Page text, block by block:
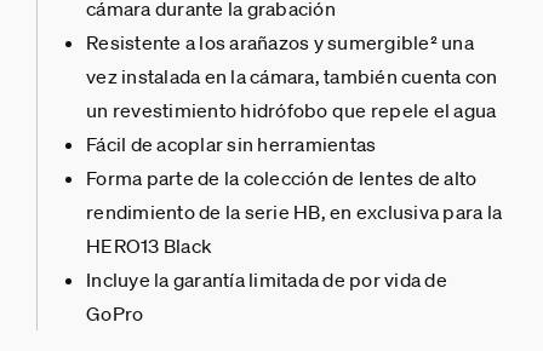
cámara durante la grabación
Resistente a los arañazos y sumergible² una
vez instalada en la cámara, también cuenta con
un revestimiento hidrófobo que repele el agua
Fácil de acoplar sin herramientas
Forma parte de la colección de lentes de alto
rendimiento de la serie HB, en exclusiva para la
HERO13 Black
Incluye la garantía limitada de por vida de
GoPro